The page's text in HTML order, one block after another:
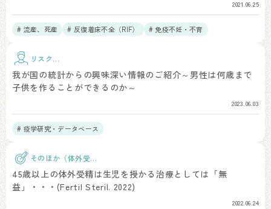
2021.06.25
# 流産、死産 # 反復着床不全（RIF） # 免疫不妊・不育
リスク因
我が国の統計からの興味深い情報のご紹介～男性は何歳まで
子供を作ることができるのか～
2023.06.03
# 疫学研究・データベース
そのほか（体外受
45歳以上の体外受精は生児を授かる治療としては「無
益」・・・(Fertil Steril. 2022)
2022.06.24